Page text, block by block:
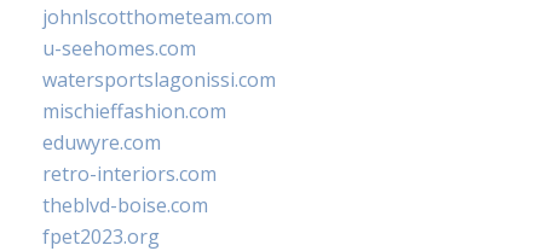
johnlscotthometeam.com
u-seehomes.com
watersportslagonissi.com
mischieffashion.com
eduwyre.com
retro-interiors.com
theblvd-boise.com
fpet2023.org